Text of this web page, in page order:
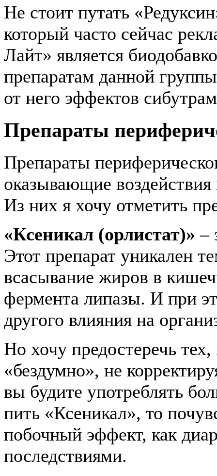
Не стоит путать
который часто сейчас
Лайт» является
препаратам данной
от него эффектов
Препараты
Препараты
оказывающие
Из них я хочу отметить
«Ксеникал (орлистат)» –
Этот препарат уникален
всасывание жиров в
фермента липазы. И при
другого влияния на
Но хочу предостеречь
«бездумно», не
вы будите употреблять
пить «Ксеникал», то
побочный эффект, как
последствиями.